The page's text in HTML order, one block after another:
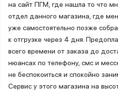
на сайт ПГМ, где нашла то что
отдел данного магазина, где
уже самостоятельно позже
к отгрузке через 4 дня.
всего времени от заказа до
нюансах по телефону, смс и
не беспокоиться и спокойно
Сервис у этого магазина на